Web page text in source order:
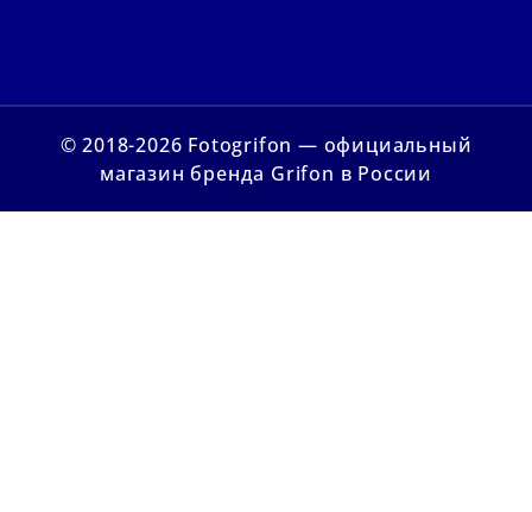
© 2018-2026 Fotogrifon — официальный
магазин бренда Grifon в России